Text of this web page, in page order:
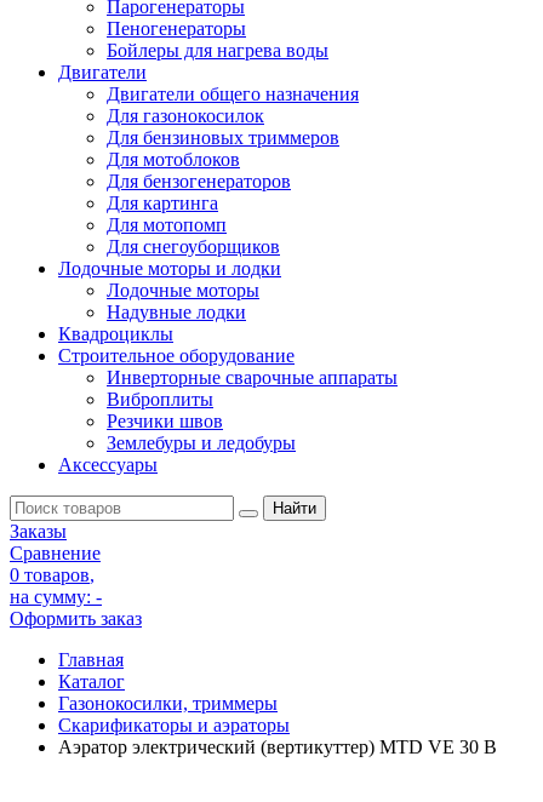
Парогенераторы
Пеногенераторы
Бойлеры для нагрева воды
Двигатели
Двигатели общего назначения
Для газонокосилок
Для бензиновых триммеров
Для мотоблоков
Для бензогенераторов
Для картинга
Для мотопомп
Для снегоуборщиков
Лодочные моторы и лодки
Лодочные моторы
Надувные лодки
Квадроциклы
Строительное оборудование
Инверторные сварочные аппараты
Виброплиты
Резчики швов
Землебуры и ледобуры
Аксессуары
Заказы
Сравнение
0 товаров,
на сумму: -
Оформить заказ
Главная
Каталог
Газонокосилки, триммеры
Скарификаторы и аэраторы
Аэратор электрический (вертикуттер) MTD VE 30 B